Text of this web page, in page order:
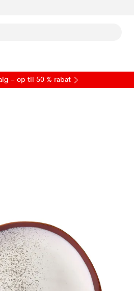
– op til 50 % rabat